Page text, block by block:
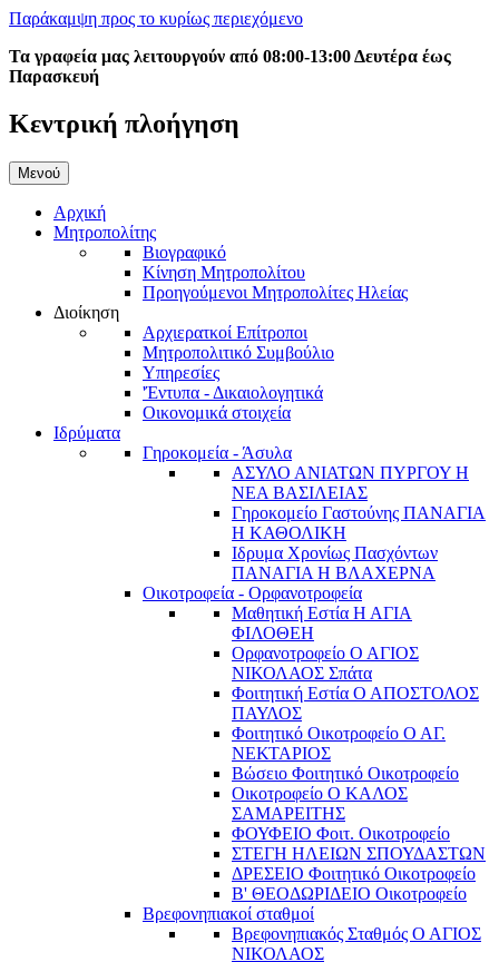
Παράκαμψη προς το κυρίως περιεχόμενο
Τα γραφεία μας λειτουργούν από 08:00-13:00 Δευτέρα έως
Παρασκευή
Κεντρική πλοήγηση
Μενού
Αρχική
Μητροπολίτης
Βιογραφικό
Κίνηση Μητροπολίτου
Προηγούμενοι Μητροπολίτες Ηλείας
Διοίκηση
Αρχιερατκοί Επίτροποι
Μητροπολιτικό Συμβούλιο
Υπηρεσίες
'Έντυπα - Δικαιολογητικά
Οικονομικά στοιχεία
Ιδρύματα
Γηροκομεία - Άσυλα
ΑΣΥΛΟ ΑΝΙΑΤΩΝ ΠΥΡΓΟΥ Η
ΝΕΑ ΒΑΣΙΛΕΙΑΣ
Γηροκομείο Γαστούνης ΠΑΝΑΓΙΑ
Η ΚΑΘΟΛΙΚΗ
Ιδρυμα Χρονίως Πασχόντων
ΠΑΝΑΓΙΑ Η ΒΛΑΧΕΡΝΑ
Οικοτροφεία - Ορφανοτροφεία
Μαθητική Εστία Η ΑΓΙΑ
ΦΙΛΟΘΕΗ
Ορφανοτροφείο Ο ΑΓΙΟΣ
ΝΙΚΟΛΑΟΣ Σπάτα
Φοιτητική Εστία Ο ΑΠΟΣΤΟΛΟΣ
ΠΑΥΛΟΣ
Φοιτητικό Οικοτροφείο Ο ΑΓ.
ΝΕΚΤΑΡΙΟΣ
Βώσειο Φοιτητικό Οικοτροφείο
Οικοτροφείο Ο ΚΑΛΟΣ
ΣΑΜΑΡΕΙΤΗΣ
ΦΟΥΦΕΙΟ Φοιτ. Οικοτροφείο
ΣΤΕΓΗ ΗΛΕΙΩΝ ΣΠΟΥΔΑΣΤΩΝ
ΔΡΕΣΕΙΟ Φοιτητικό Οικοτροφείο
Β' ΘΕΟΔΩΡΙΔΕΙΟ Οικοτροφείο
Βρεφονηπιακοί σταθμοί
Βρεφονηπιακός Σταθμός Ο ΑΓΙΟΣ
ΝΙΚΟΛΑΟΣ